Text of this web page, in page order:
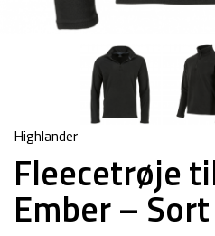
Highlander
Fleecetrøje
Ember – Sort